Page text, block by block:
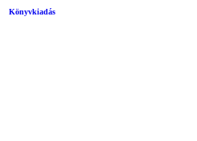
Könyvkiadás